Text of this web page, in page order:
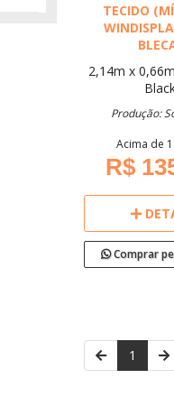
TECIDO
2,14m x 0,66m
Produção:
Acima de
R$
Comprar
1